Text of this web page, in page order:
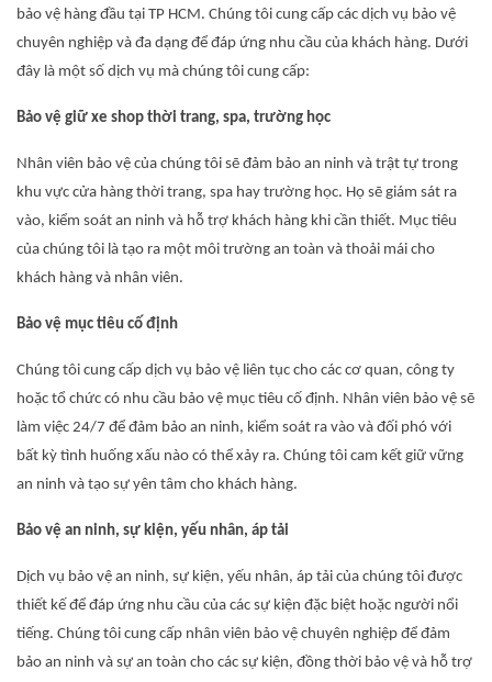
bảo vệ hàng đầu tại TP HCM. Chúng tôi cung cấp các dịch vụ bảo vệ
chuyên nghiệp và đa dạng để đáp ứng nhu cầu của khách hàng. Dưới
đây là một số dịch vụ mà chúng tôi cung cấp:
Bảo vệ giữ xe shop thời trang, spa, trường học
Nhân viên bảo vệ của chúng tôi sẽ đảm bảo an ninh và trật tự trong
khu vực cửa hàng thời trang, spa hay trường học. Họ sẽ giám sát ra
vào, kiểm soát an ninh và hỗ trợ khách hàng khi cần thiết. Mục tiêu
của chúng tôi là tạo ra một môi trường an toàn và thoải mái cho
khách hàng và nhân viên.
Bảo vệ mục tiêu cố định
Chúng tôi cung cấp dịch vụ bảo vệ liên tục cho các cơ quan, công ty
hoặc tổ chức có nhu cầu bảo vệ mục tiêu cố định. Nhân viên bảo vệ sẽ
làm việc 24/7 để đảm bảo an ninh, kiểm soát ra vào và đối phó với
bất kỳ tình huống xấu nào có thể xảy ra. Chúng tôi cam kết giữ vững
an ninh và tạo sự yên tâm cho khách hàng.
Bảo vệ an ninh, sự kiện, yếu nhân, áp tải
Dịch vụ bảo vệ an ninh, sự kiện, yếu nhân, áp tải của chúng tôi được
thiết kế để đáp ứng nhu cầu của các sự kiện đặc biệt hoặc người nổi
tiếng. Chúng tôi cung cấp nhân viên bảo vệ chuyên nghiệp để đảm
bảo an ninh và sự an toàn cho các sự kiện, đồng thời bảo vệ và hỗ trợ